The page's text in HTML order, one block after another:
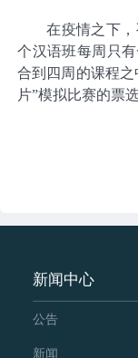
在疫情之下
个汉语班每周只
合到四周的课程之
片”模拟比赛的票
新闻中心
公告
新闻